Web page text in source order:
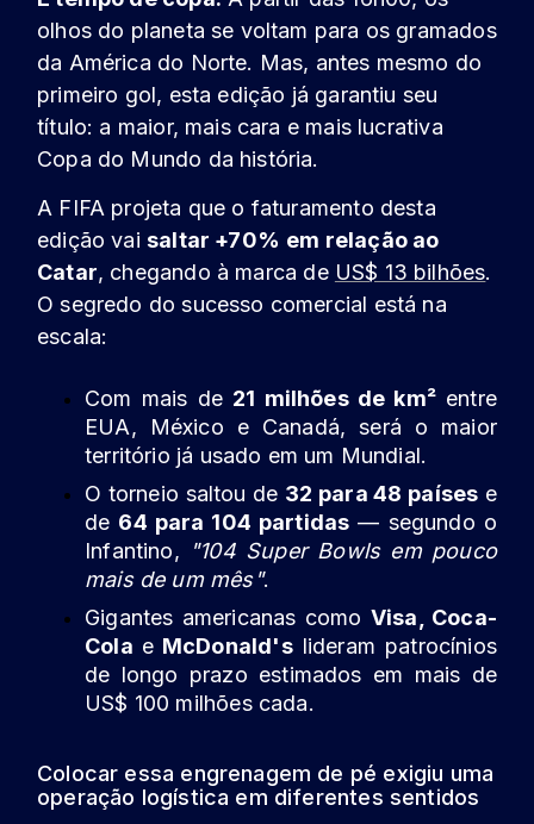
olhos do planeta se voltam para os gramados
da América do Norte. Mas, antes mesmo do
primeiro gol, esta edição já garantiu seu
título: a maior, mais cara e mais lucrativa
Copa do Mundo da história.
A FIFA projeta que o faturamento desta
edição vai saltar +70% em relação ao
Catar, chegando à marca de US$ 13 bilhões.
O segredo do sucesso comercial está na
escala:
Com mais de 21 milhões de km²entre
EUA, México e Canadá, será o maior
território já usado em um Mundial.
O torneio saltou de 32 para 48 países e
de 64 para 104 partidas — segundo o
Infantino,
"104 Super Bowls em pouco
mais de um mês".
Gigantes americanas como Visa, Coca-
Cola eMcDonald'slideram patrocínios
de longo prazo estimados em mais de
US$ 100 milhões cada.
Colocar essa engrenagem de pé exigiu uma
operação logística em diferentes sentidos